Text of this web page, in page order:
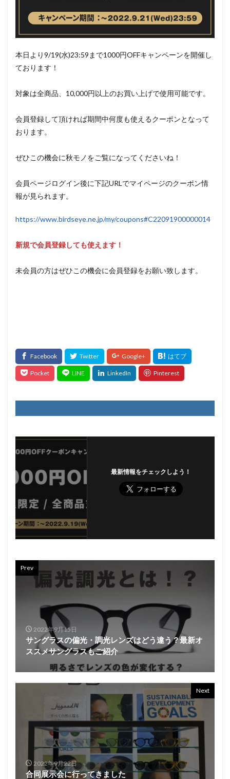
本日より9/19(水)23:59まで1000円OFFキャンペーンを開催し
ております！
対象は全商品、10,000円以上のお買い上げで使用可能です。
会員登録して頂ければ期間中何度も使えるクーポンとなって
おります。
ぜひこの機会に秋モノをご覧になってくださいね！
会員ページログイン後に下記URLでマイページのクーポン情
報が見られます。
https://www.birdseye.ne.jp/my/coupons#C22091900000014
新規で会員登録しても使えます！
未会員の方はぜひこの機会に会員登録をお願い致します。
最新情報をチェックしよう！
Prev
2022年9月15日
サングラスの偏光・調光レンズはどう違う？最新オ
ススメサングラスもご紹介
Next
2022年9月22日
合同展示会に行ってきました